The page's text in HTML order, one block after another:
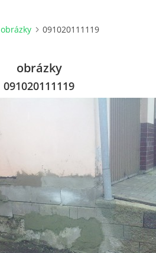
obrázky 091020111119
obrázky
091020111119